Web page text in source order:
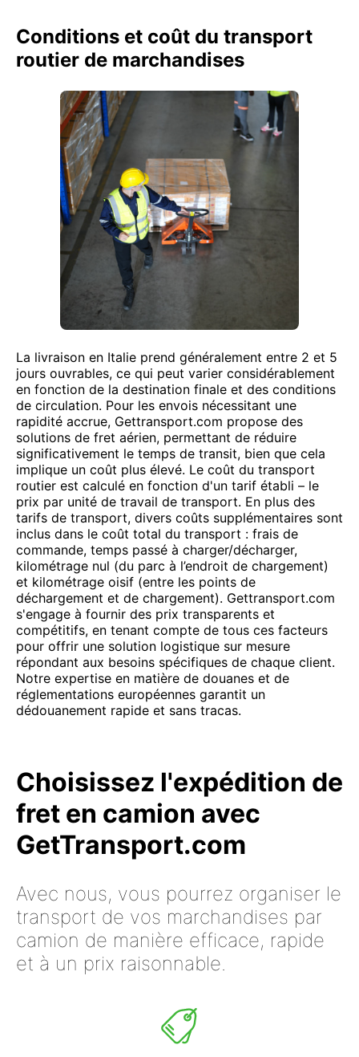
Conditions et coût du transport
routier de marchandises
La livraison en Italie prend généralement entre 2 et 5
jours ouvrables, ce qui peut varier considérablement
en fonction de la destination finale et des conditions
de circulation. Pour les envois nécessitant une
rapidité accrue, Gettransport.com propose des
solutions de fret aérien, permettant de réduire
significativement le temps de transit, bien que cela
implique un coût plus élevé. Le coût du transport
routier est calculé en fonction d'un tarif établi – le
prix par unité de travail de transport. En plus des
tarifs de transport, divers coûts supplémentaires sont
inclus dans le coût total du transport : frais de
commande, temps passé à charger/décharger,
kilométrage nul (du parc à l’endroit de chargement)
et kilométrage oisif (entre les points de
déchargement et de chargement). Gettransport.com
s'engage à fournir des prix transparents et
compétitifs, en tenant compte de tous ces facteurs
pour offrir une solution logistique sur mesure
répondant aux besoins spécifiques de chaque client.
Notre expertise en matière de douanes et de
réglementations européennes garantit un
dédouanement rapide et sans tracas.
Choisissez l'expédition de
fret en camion avec
GetTransport.com
Avec nous, vous pourrez organiser le
transport de vos marchandises par
camion de manière efficace, rapide
et à un prix raisonnable.